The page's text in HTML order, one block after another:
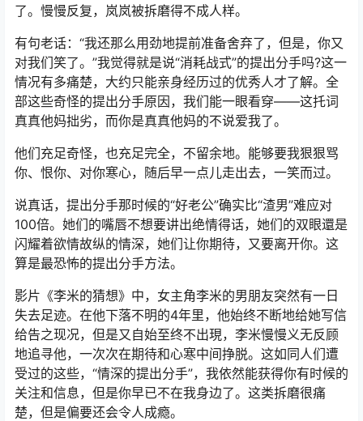
了。慢慢反复，岚岚被拆磨得不成人样。
有句老话：“我还那么用劲地提前准备舍弃了，但是，你又
对我们笑了。”我觉得就是说“消耗战式”的提出分手吗?这一
情况有多痛楚，大约只能亲身经历过的优秀人才了解。全
部这些奇怪的提出分手原因，我们能一眼看穿——这托词
真真他妈拙劣，而你是真真他妈的不说爱我了。
他们充足奇怪，也充足完全，不留余地。能够要我狠狠骂
你、恨你、对你寒心，随后早一点儿走出去，一笑而过。
说真话，提出分手那时候的“好老公”确实比“渣男”难应对
100倍。她们的嘴唇不想要讲出绝情得话，她们的双眼還是
闪耀着欲情故纵的情深，她们让你期待，又要离开你。这
算是最恐怖的提出分手方法。
影片《李米的猜想》中，女主角李米的男朋友突然有一日
失去足迹。在他下落不明的4年里，他始终不断地给她写信
给告之现况，但是又自始至终不出現，李米慢慢义无反顾
地追寻他，一次次在期待和心寒中间挣脱。这如同人们遭
受过的这些，“情深的提出分手”，我依然能获得你有时候的
关注和信息，但是你早已不在我身边了。这类拆磨很痛
楚，但是偏要还会令人成瘾。